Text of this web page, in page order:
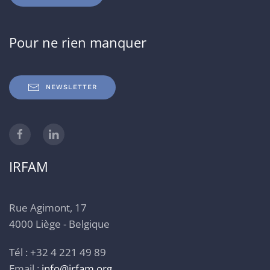
Pour ne rien manquer
NEWSLETTER
IRFAM
Rue Agimont, 17
4000 Liège - Belgique
Tél : +32 4 221 49 89